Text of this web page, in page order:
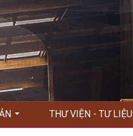
THƯ VIỆN - TƯ LIỆU